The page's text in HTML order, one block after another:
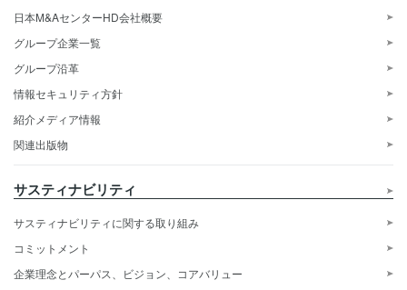
日本M&AセンターHD会社概要
グループ企業一覧
グループ沿革
情報セキュリティ方針
紹介メディア情報
関連出版物
サスティナビリティ
サスティナビリティに関する取り組み
コミットメント
企業理念とパーパス、ビジョン、コアバリュー